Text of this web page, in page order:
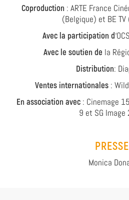
Coproduction : ARTE France
(Belgique) et BE
Avec la participation d
Avec le soutien de la
Distribution:
Ventes internationales :
En association avec: Cinemage
9 et SG Image
PRESSE
Monica